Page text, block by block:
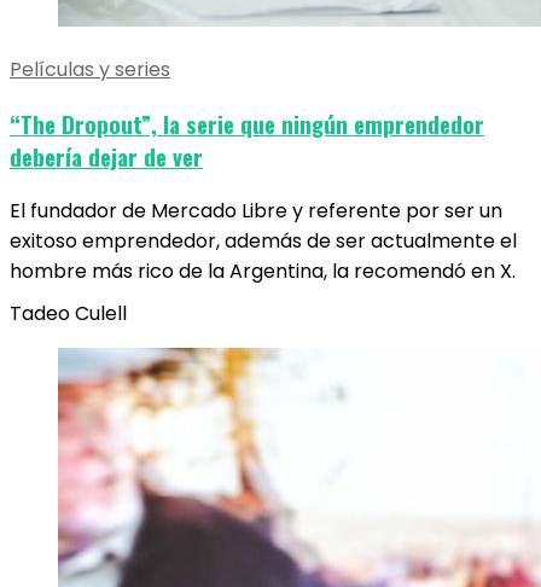
Películas y series
“The Dropout”, la serie que ningún emprendedor
debería dejar de ver
El fundador de Mercado Libre y referente por ser un
exitoso emprendedor, además de ser actualmente el
hombre más rico de la Argentina, la recomendó en X.
Tadeo Culell